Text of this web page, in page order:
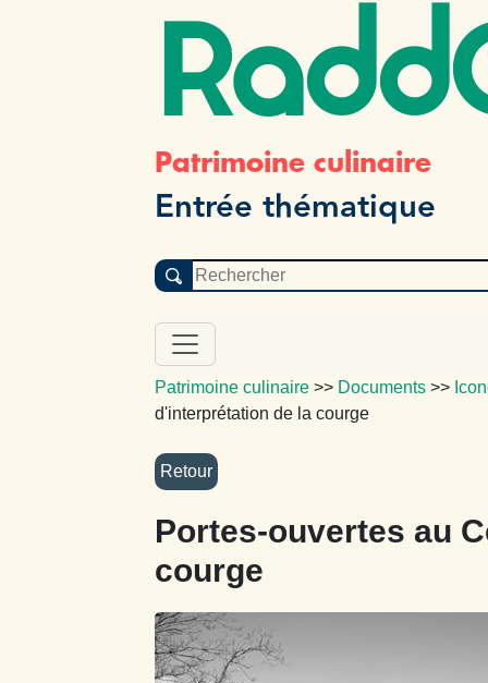
Patrimoine culinaire
Entrée thématique
Patrimoine culinaire >> Documents >>
d'interprétation de la courge
Portes-ouvertes au
courge